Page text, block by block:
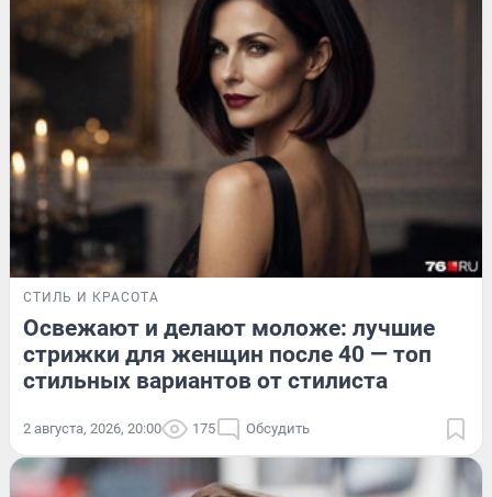
СТИЛЬ И КРАСОТА
Освежают и делают моложе: лучшие
стрижки для женщин после 40 — топ
стильных вариантов от стилиста
2 августа, 2026, 20:00 175 Обсудить